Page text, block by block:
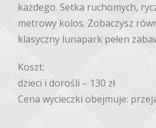
każdego. Setka ruchomych,
metrowy kolos. Zobaczysz
klasyczny lunapark pełen
Koszt:
dzieci i dorośli – 130 zł
Cena wycieczki obejmuje: